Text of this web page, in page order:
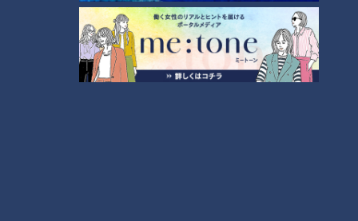
【川野太郎】「なんでこんなス
タートやねん！」鶴瓶、謎設定
【涼風真世】もて遊ばれる？鶴
瓶大興奮「みんな経験ないです